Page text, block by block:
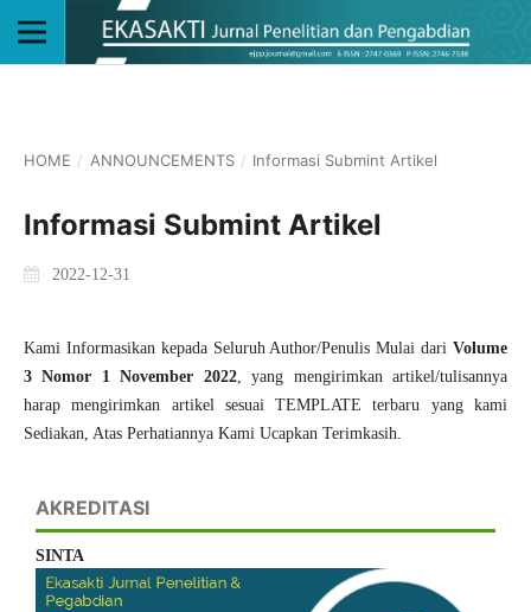
HOME / ANNOUNCEMENTS / Informasi Submint Artikel
Informasi Submint Artikel
2022-12-31
Kami Informasikan kepada Seluruh Author/Penulis Mulai dariVolume
3 Nomor 1 November 2022, yang mengirimkan artikel/tulisannya
harap mengirimkan artikel sesuaiTEMPLATE terbaru yang kami
Sediakan, Atas Perhatiannya Kami Ucapkan Terimkasih.
AKREDITASI
SINTA